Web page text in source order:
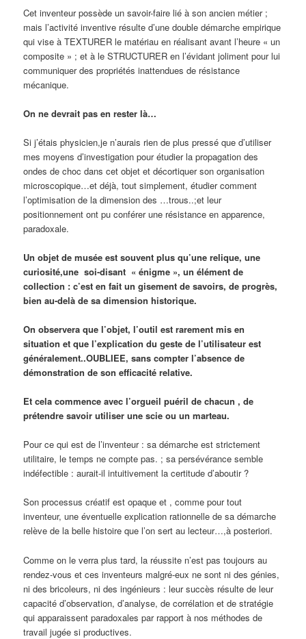
Cet inventeur possède un savoir-faire lié à son ancien métier ;
mais l’activité inventive résulte d’une double démarche empirique
qui vise à TEXTURER le matériau en réalisant avant l’heure « un
composite » ; et à le STRUCTURER en l’évidant joliment pour lui
communiquer des propriétés inattendues de résistance
mécanique.
On ne devrait pas en rester là…
Si j’étais physicien,je n’aurais rien de plus pressé que d’utiliser
mes moyens d’investigation pour étudier la propagation des
ondes de choc dans cet objet et décortiquer son organisation
microscopique…et déjà, tout simplement, étudier comment
l’optimisation de la dimension des …trous..;et leur
positionnement ont pu conférer une résistance en apparence,
paradoxale.
Un objet de musée est souvent plus qu’une relique, une
curiosité,une soi-disant « énigme », un élément de
collection : c’est en fait un gisement de savoirs, de progrès,
bien au-delà de sa dimension historique.
On observera que l’objet, l’outil est rarement mis en
situation et que l’explication du geste de l’utilisateur est
généralement..OUBLIEE, sans compter l’absence de
démonstration de son efficacité relative.
Et cela commence avec l’orgueil puéril de chacun , de
prétendre savoir utiliser une scie ou un marteau.
Pour ce qui est de l’inventeur : sa démarche est strictement
utilitaire, le temps ne compte pas. ; sa persévérance semble
indéfectible : aurait-il intuitivement la certitude d’aboutir ?
Son processus créatif est opaque et , comme pour tout
inventeur, une éventuelle explication rationnelle de sa démarche
relève de la belle histoire que l’on sert au lecteur…,à posteriori.
Comme on le verra plus tard, la réussite n’est pas toujours au
rendez-vous et ces inventeurs malgré-eux ne sont ni des génies,
ni des bricoleurs, ni des ingénieurs : leur succès résulte de leur
capacité d’observation, d’analyse, de corrélation et de stratégie
qui apparaissent paradoxales par rapport à nos méthodes de
travail jugée si productives.